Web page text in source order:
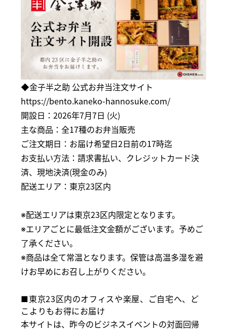
◆金子半之助 公式お弁当注文サイト
https://bento.kaneko-hannosuke.com/
開設日：2026年7月7日 (火)
主な商品：全17種のお弁当販売
ご注文期日：お届け希望日2日前の17時迄
お支払い方法：請求書払い、クレジットカード決
済、現地決済(現金のみ)
配送エリア：東京23区内
※配送エリアは東京23区内限定となります。
※エリアごとに最低注文金額がございます。予めご
了承ください。
※商品は全て常温となります。保管は高温多湿を避
けお早めにお召し上がりください。
■東京23区内のオフィスや楽屋、ご自宅へ、ど
こよりもお得にお届け
本サイトは、昨今のビジネスイベントの対面回帰